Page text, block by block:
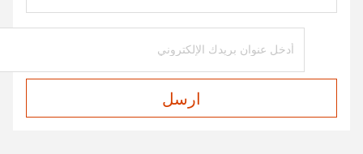
ارسل